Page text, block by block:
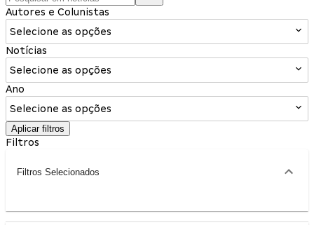
Autores e Colunistas
Selecione as opções
Notícias
Selecione as opções
Ano
Selecione as opções
Aplicar filtros
Filtros
Filtros Selecionados